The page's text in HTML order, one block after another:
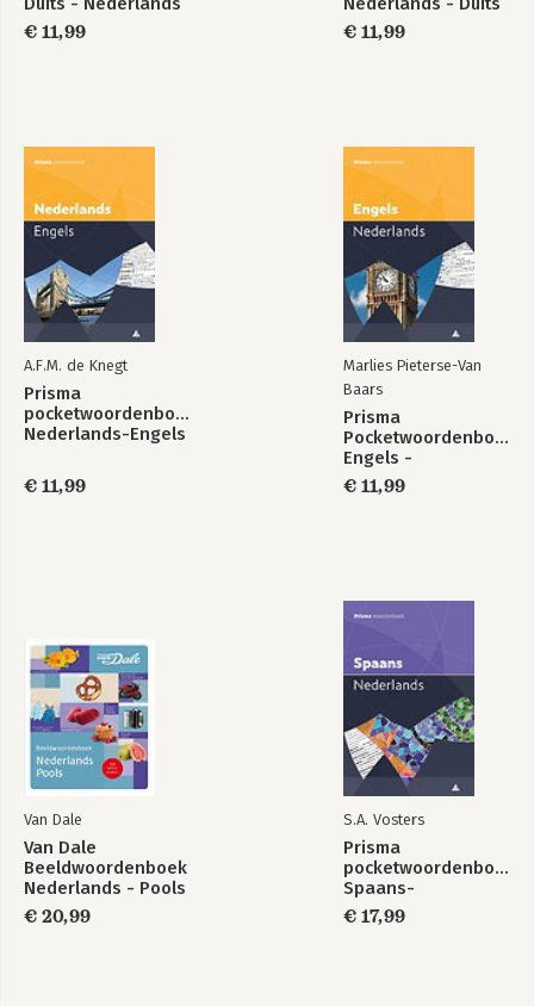
€ 11,99
€ 11,99
A.F.M. de Knegt
Prisma
pocketwoordenboek
Nederlands-Engels
€ 11,99
Marlies Pieterse-Van
Baars
Prisma
Pocketwoordenboek
Engels -
Nederlands
€ 11,99
Van Dale
Van Dale
Beeldwoordenboek
Nederlands - Pools
€ 20,99
S.A. Vosters
Prisma
pocketwoordenboek
Spaans-
Nederlands
€ 17,99